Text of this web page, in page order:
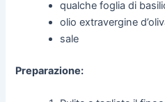
qualche foglia di
olio extravergine
sale
Preparazione: